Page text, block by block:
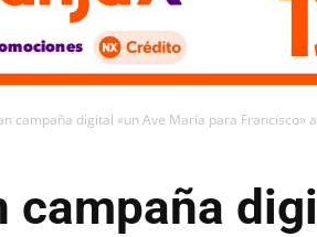
campaña digital «un Ave María para Francisco»
campaña